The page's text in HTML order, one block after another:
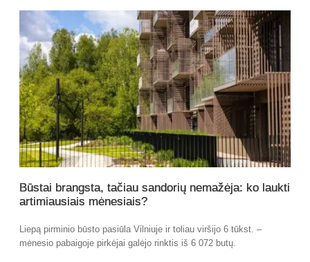
Būstai brangsta, tačiau sandorių nemažėja: ko laukti
artimiausiais mėnesiais?
Liepą pirminio būsto pasiūla Vilniuje ir toliau viršijo 6 tūkst. –
mėnesio pabaigoje pirkėjai galėjo rinktis iš 6 072 butų.